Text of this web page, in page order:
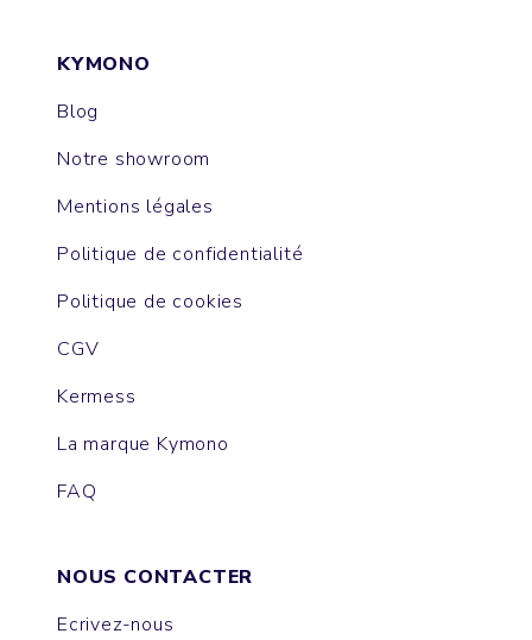
KYMONO
Blog
Notre showroom
Mentions légales
Politique de confidentialité
Politique de cookies
CGV
Kermess
La marque Kymono
FAQ
NOUS CONTACTER
Ecrivez-nous